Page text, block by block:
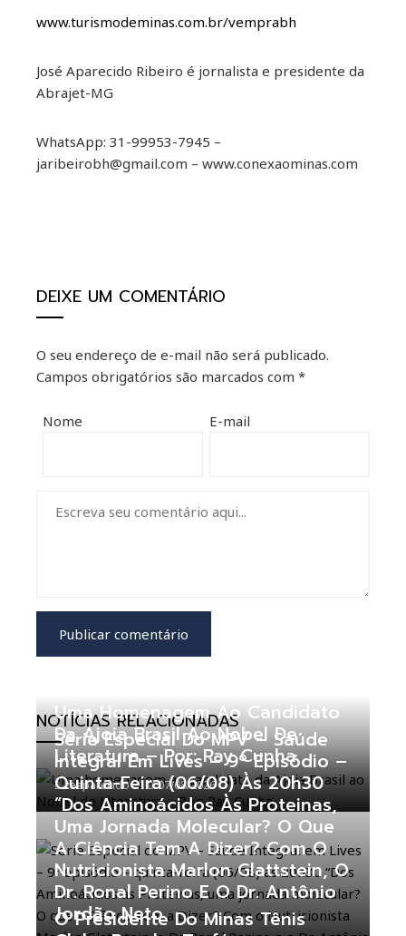
www.turismodeminas.com.br/vemprabh
José Aparecido Ribeiro é jornalista e presidente da
Abrajet-MG
WhatsApp: 31-99953-7945 –
jaribeirobh@gmail.com – www.conexaominas.com
DEIXE UM COMENTÁRIO
O seu endereço de e-mail não será publicado.
Campos obrigatórios são marcados com *
Nome E-mail
NOTÍCIAS RELACIONADAS
Uma Homenagem Ao Candidato
Da Ajoia Brasil Ao Nobel De
Literatura – Por: Ray Cunha
zeaparecido 07/08/2026
Série Especial Do MPV – Saúde
Integral Em Lives – 9º Episódio –
Quinta-Feira (06/08) Às 20h30
“Dos Aminoácidos Às Proteinas,
Uma Jornada Molecular? O Que
A Ciência Tem A Dizer? Com O
Nutricionista Marlon Glattstein, O
Dr. Ronal Perino E O Dr. Antônio
Jordão Neto
O Presidente Do Minas Tênis